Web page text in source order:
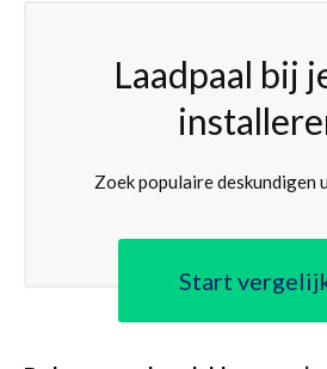
Laadpaal bij
Zoek populaire deskundigen
Start